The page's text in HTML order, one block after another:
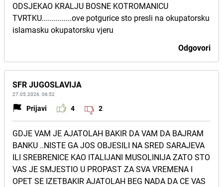
ODSJEKAO KRALJU BOSNE KOTROMANICU
TVRTKU...............ove potgurice sto presli na okupatorsku
islamasku okupatorsku vjeru
Odgovori
SFR JUGOSLAVIJA
27.05.2026. 06:52
Prijavi 4 2
GDJE VAM JE AJATOLAH BAKIR DA VAM DA BAJRAM
BANKU ..NISTE GA JOS OBJESILI NA SRED SARAJEVA
ILI SREBRENICE KAO ITALIJANI MUSOLINIJA ZATO STO
VAS JE SMJESTIO U PROPAST ZA SVA VREMENA I
OPET SE IZETBAKIR AJATOLAH BEG NADA DA CE VAS